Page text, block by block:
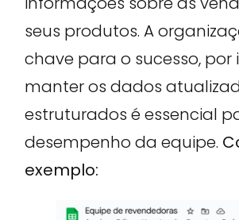
seus produtos. A
chave para o sucesso, por
manter os dados
estruturados é essencial
desempenho da equipe.
exemplo: